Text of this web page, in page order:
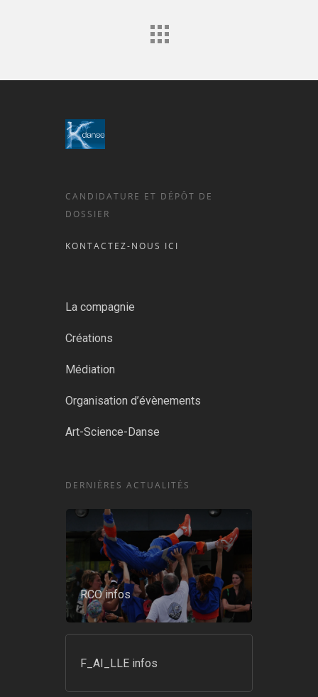
CANDIDATURE ET DÉPÔT DE
DOSSIER
KONTACTEZ-NOUS ICI
La compagnie
Créations
Médiation
Organisation d’évènements
Art-Science-Danse
DERNIÈRES ACTUALITÉS
RCO infos
F_AI_LLE infos